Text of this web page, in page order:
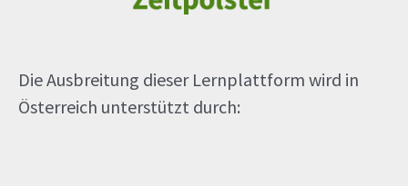
Die Ausbreitung dieser Lernplattform wird in
Österreich unterstützt durch: